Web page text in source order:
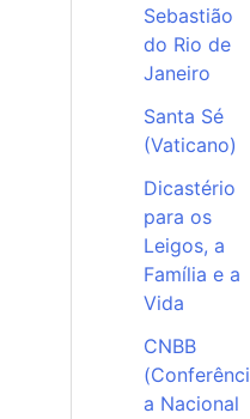
Sebastião
do Rio de
Janeiro
Santa Sé
(Vaticano)
Dicastério
para os
Leigos, a
Família e a
Vida
CNBB
(Conferênci
a Nacional